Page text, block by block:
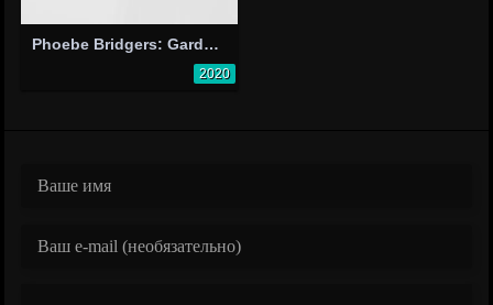
Phoebe Bridgers: Garden Song
2020